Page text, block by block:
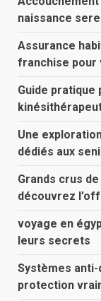
naissance
Assurance
franchise
Guide
Une
dédiés aux
Grands crus
découvrez
voyage en
leurs secrets
Systèmes
protection